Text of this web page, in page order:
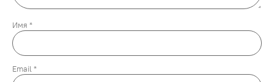
Имя *
Email *